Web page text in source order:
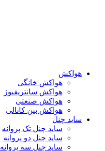
هواکش
هواکش خانگی
هواکش سانتریفیوژ
هواکش صنعتی
هواکش بین کانالی
ساید چنل
ساید چنل تک پروانه
ساید چنل دو پروانه
ساید چنل سه پروانه